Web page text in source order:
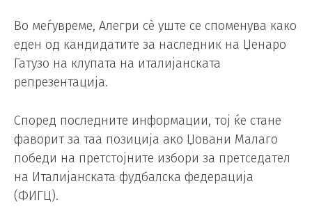
Во меѓувреме, Алегри сè уште се споменува како
еден од кандидатите за наследник на Џенаро
Гатузо на клупата на италијанската
репрезентација.
Според последните информации, тој ќе стане
фаворит за таа позиција ако Џовани Малаго
победи на претстојните избори за претседател
на Италијанската фудбалска федерација
(ФИГЦ).